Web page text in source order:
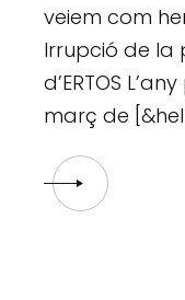
veiem com
Irrupció de la
d’ERTOS
març de